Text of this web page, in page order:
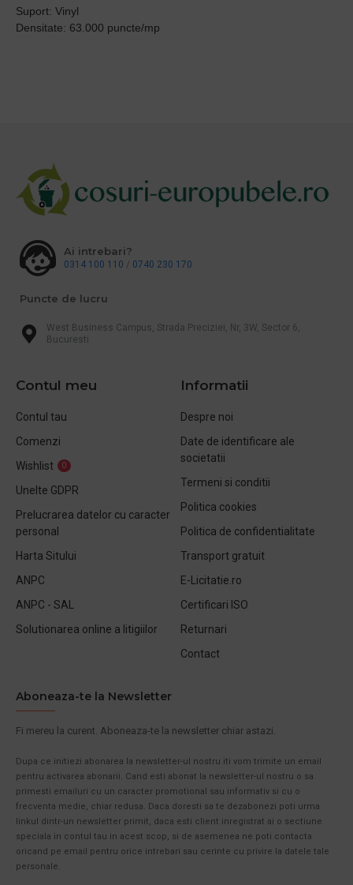
Suport: Vinyl
Densitate: 63.000 puncte/mp
Ai intrebari?
0314 100 110 / 0740 230 170
Puncte de lucru
West Business Campus, Strada Preciziei, Nr, 3W, Sector 6,
Bucuresti
Contul meu
Contul tau
Comenzi
Wishlist
0
Unelte GDPR
Prelucrarea datelor cu caracter
personal
Harta Sitului
ANPC
ANPC - SAL
Solutionarea online a litigiilor
Informatii
Despre noi
Date de identificare ale
societatii
Termeni si conditii
Politica cookies
Politica de confidentialitate
Transport gratuit
E-Licitatie.ro
Certificari ISO
Returnari
Contact
Aboneaza-te la Newsletter
Fi mereu la curent. Aboneaza-te la newsletter chiar astazi.
Dupa ce initiezi abonarea la newsletter-ul nostru iti vom trimite un email
pentru activarea abonarii. Cand esti abonat la newsletter-ul nostru o sa
primesti emailuri cu un caracter promotional sau informativ si cu o
frecventa medie, chiar redusa. Daca doresti sa te dezabonezi poti urma
linkul dintr-un newsletter primit, daca esti client inregistrat ai o sectiune
speciala in contul tau in acest scop, si de asemenea ne poti contacta
oricand pe email pentru orice intrebari sau cerinte cu privire la datele tale
personale.